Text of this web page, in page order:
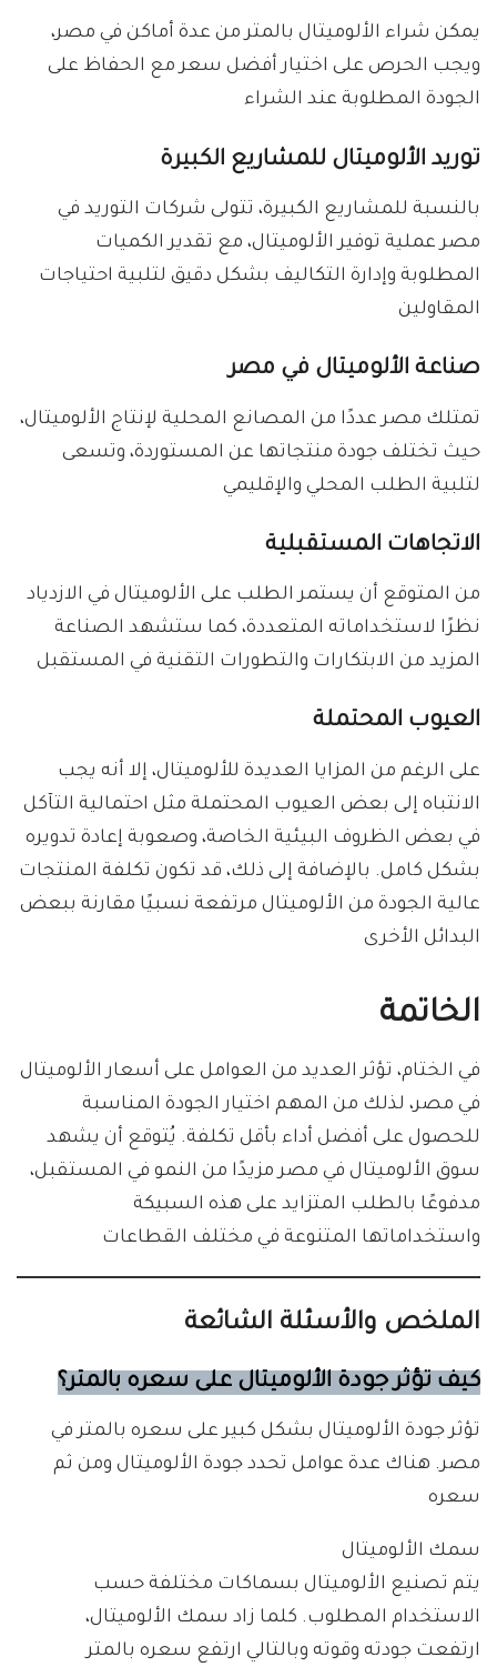
يمكن شراء الألوميتال بالمتر من عدة أماكن في مصر،
ويجب الحرص على اختيار أفضل سعر مع الحفاظ على
الجودة المطلوبة عند الشراء
توريد الألوميتال للمشاريع الكبيرة
بالنسبة للمشاريع الكبيرة، تتولى شركات التوريد في
مصر عملية توفير الألوميتال، مع تقدير الكميات
المطلوبة وإدارة التكاليف بشكل دقيق لتلبية احتياجات
المقاولين
صناعة الألوميتال في مصر
تمتلك مصر عددًا من المصانع المحلية لإنتاج الألوميتال،
حيث تختلف جودة منتجاتها عن المستوردة، وتسعى
لتلبية الطلب المحلي والإقليمي
الاتجاهات المستقبلية
من المتوقع أن يستمر الطلب على الألوميتال في الازدياد
نظرًا لاستخداماته المتعددة، كما ستشهد الصناعة
المزيد من الابتكارات والتطورات التقنية في المستقبل
العيوب المحتملة
على الرغم من المزايا العديدة للألوميتال، إلا أنه يجب
الانتباه إلى بعض العيوب المحتملة مثل احتمالية التآكل
في بعض الظروف البيئية الخاصة، وصعوبة إعادة تدويره
بشكل كامل. بالإضافة إلى ذلك، قد تكون تكلفة المنتجات
عالية الجودة من الألوميتال مرتفعة نسبيًا مقارنة ببعض
البدائل الأخرى
الخاتمة
في الختام، تؤثر العديد من العوامل على أسعار الألوميتال
في مصر، لذلك من المهم اختيار الجودة المناسبة
للحصول على أفضل أداء بأقل تكلفة. يُتوقع أن يشهد
سوق الألوميتال في مصر مزيدًا من النمو في المستقبل،
مدفوعًا بالطلب المتزايد على هذه السبيكة
واستخداماتها المتنوعة في مختلف القطاعات
الملخص والأسئلة الشائعة
كيف تؤثر جودة الألوميتال على سعره بالمتر؟
تؤثر جودة الألوميتال بشكل كبير على سعره بالمتر في
مصر. هناك عدة عوامل تحدد جودة الألوميتال ومن ثم
سعره
سمك الألوميتال
يتم تصنيع الألوميتال بسماكات مختلفة حسب
الاستخدام المطلوب. كلما زاد سمك الألوميتال،
ارتفعت جودته وقوته وبالتالي ارتفع سعره بالمتر